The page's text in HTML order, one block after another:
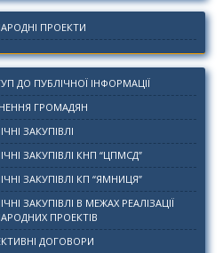
ПРОЕКТИ
ДО ПУБЛІЧНОЇ ІНФОРМАЦІЇ
ГРОМАДЯН
ЗАКУПІВЛІ
ЗАКУПІВЛІ КНП “ЦПМСД”
ЗАКУПІВЛІ КП “ЯМНИЦЯ”
ЗАКУПІВЛІ В МЕЖАХ РЕАЛІЗАЦІЇ
ПРОЕКТІВ
ДОГОВОРИ